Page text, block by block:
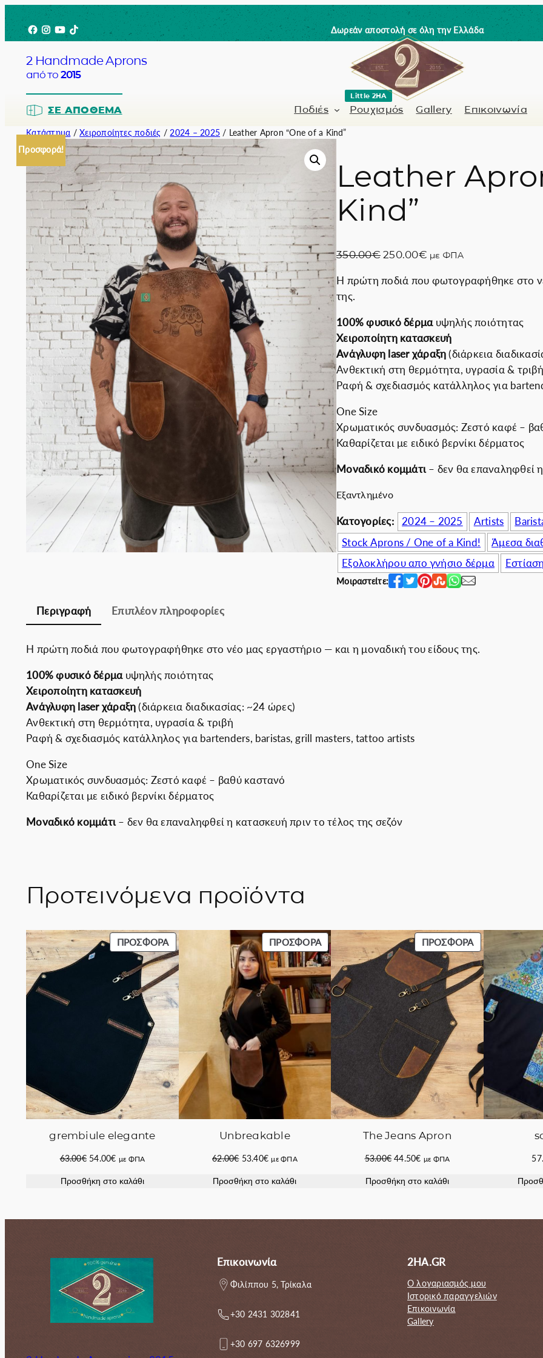
Μετάβαση
στο
περιεχόμενο
Facebook
Instagram
YouTube
TikTok Δωρεάν αποστολή σε όλη την Ελλάδα
2 Handmade Aprons
από το 2015
ΣΕ ΑΠΌΘΕΜΑ Ποδιές
Barista
Bartender / Barman
Σερβιτόρος
Σεφ
Σομελιέ
Κουρέας-Κομμωτής
Μανικιουρίστα
Γνήσιο δέρμα
Coffee Lovers
Εκπτωτικές για
Ρουχισμός
Little 2HA
Gallery Επικοινωνία
Κατάστημα /Χειροποίητες ποδιές / 2024 – 2025 / Leather Apron “One of a Kind”
Προσφορά!
Leather
Kind”
350.00€ O
i
i
n
a
l
c
e
a
s
3
5
0
.
0
250.00€Η
ρ
χ
ο
υ
μ
ή
ί
ι
:
2
5
0
€
με ΦΠΑ
Η πρώτη ποδιά που φωτογραφήθηκε στο
της.
100% φυσικό δέρμαυψηλής ποιότητας
Χειροποίητη κατασκευή
Ανάγλυφη laser χάραξη(διάρκεια
Ανθεκτική στη θερμότητα, υγρασία & τριβή
Ραφή & σχεδιασμός κατάλληλος για
One Size
Χρωματικός συνδυασμός: Ζεστό καφέ –
Καθαρίζεται με ειδικό βερνίκι δέρματος
Μοναδικό κομμάτι– δεν θα επαναληφθεί
Εξαντλημένο
Κατογορίες: 2024 – 2025 Artists
Stock Aprons / One of a Kind!
Άμεσα
Εξολοκλήρου απο γνήσιο δέρμα
Εστίαση
Μοιραστείτε:
Περιγραφή Επιπλέον πληροφορίες
Η πρώτη ποδιά που φωτογραφήθηκε στο νέο μας εργαστήριο — και η μοναδική του είδους της.
100% φυσικό δέρμαυψηλής ποιότητας
Χειροποίητη κατασκευή
Ανάγλυφη laser χάραξη(διάρκεια διαδικασίας: ~24 ώρες)
Ανθεκτική στη θερμότητα, υγρασία & τριβή
Ραφή & σχεδιασμός κατάλληλος για bartenders, baristas, grill masters, tattoo artists
One Size
Χρωματικός συνδυασμός: Ζεστό καφέ – βαθύ καστανό
Καθαρίζεται με ειδικό βερνίκι δέρματος
Μοναδικό κομμάτι– δεν θα επαναληφθεί η κατασκευή πριν το τέλος της σεζόν
Προτεινόμενα προϊόντα
ΠΡΟΣΦΟΡΆΠΡΟΪΌΝ
ΣΕ
ΠΡΟΣΦΟΡΆ
grembiule elegante
63.00€ Original
was:
54.00€Η
τιμή
με ΦΠΑ
Προσθήκη στο καλάθι
ΠΡΟΣΦΟΡΆΠΡΟΪΌΝ
ΣΕ
ΠΡΟΣΦΟΡΆ
Unbreakable
62.00€ Original
was:
53.40€Η
τιμή
με ΦΠΑ
Προσθήκη στο καλάθι
ΠΡΟΣΦΟΡΆΠΡΟΪΌΝ
ΣΕ
ΠΡΟΣΦΟΡΆ
The Jeans Apron
53.00€ Original
was:
44.50€Η
τιμή
με ΦΠΑ
Προσθήκη στο καλάθι
Επικοινωνία
Φιλίππου 5, Τρίκαλα
+30 2431 302841
+30 697 6326999
2HA.GR
Ο λογαριασμός μου
Ιστορικό παραγγελιών
Επικοινωνία
Gallery